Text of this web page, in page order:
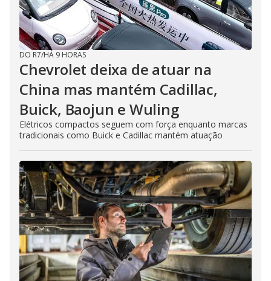
DO R7/HÁ 9 HORAS
Chevrolet deixa de atuar na
China mas mantém Cadillac,
Buick, Baojun e Wuling
Elétricos compactos seguem com força enquanto marcas
tradicionais como Buick e Cadillac mantém atuação